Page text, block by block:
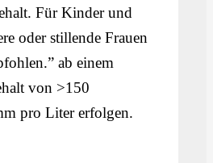
Für Kinder und
oder stillende Frauen
ab einem
von >150
pro Liter erfolgen.